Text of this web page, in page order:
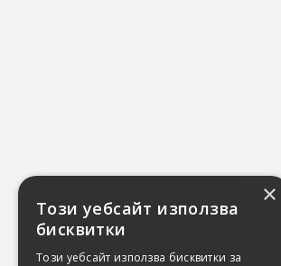
×
Този уебсайт използва
бисквитки
Този уебсайт използва бисквитки за